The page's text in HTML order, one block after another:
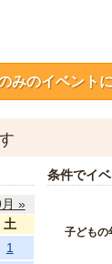
みのイベント
»
土
1
条件でイ
子どもの